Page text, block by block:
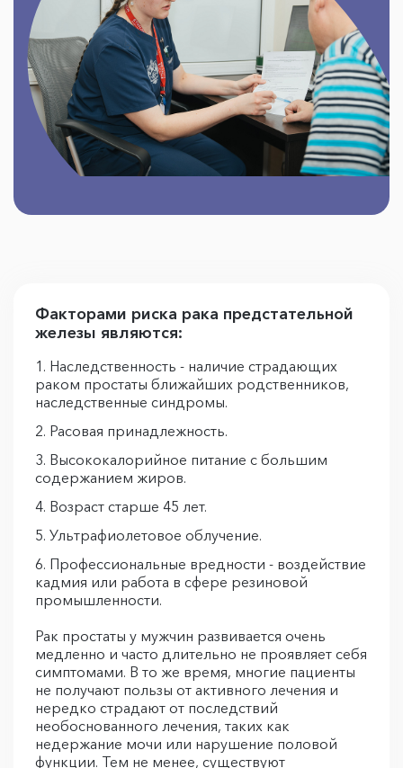
Факторами риска рака предстательной
железы являются:
Наследственность - наличие страдающих
раком простаты ближайших родственников,
наследственные синдромы.
Расовая принадлежность.
Высококалорийное питание с большим
содержанием жиров.
Возраст старше 45 лет.
Ультрафиолетовое облучение.
Профессиональные вредности - воздействие
кадмия или работа в сфере резиновой
промышленности.
Рак простаты у мужчин развивается очень
медленно и часто длительно не проявляет себя
симптомами. В то же время, многие пациенты
не получают пользы от активного лечения и
нередко страдают от последствий
необоснованного лечения, таких как
недержание мочи или нарушение половой
функции. Тем не менее, существуют